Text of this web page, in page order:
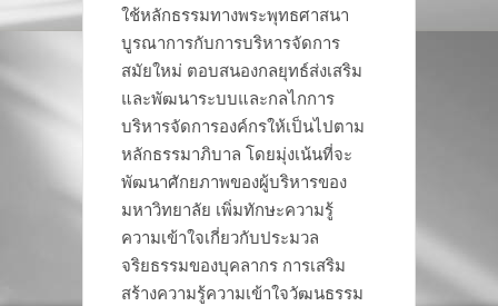
ใช้หลักธรรมทางพระพุทธศาสนา
บูรณาการกับการบริหารจัดการ
สมัยใหม่ ตอบสนองกลยุทธ์ส่งเสริม
และพัฒนาระบบและกลไกการ
บริหารจัดการองค์กรให้เป็นไปตาม
หลักธรรมาภิบาล โดยมุ่งเน้นที่จะ
พัฒนาศักยภาพของผู้บริหารของ
มหาวิทยาลัย เพิ่มทักษะความรู้
ความเข้าใจเกี่ยวกับประมวล
จริยธรรมของบุคลากร การเสริม
สร้างความรู้ความเข้าใจวัฒนธรรม